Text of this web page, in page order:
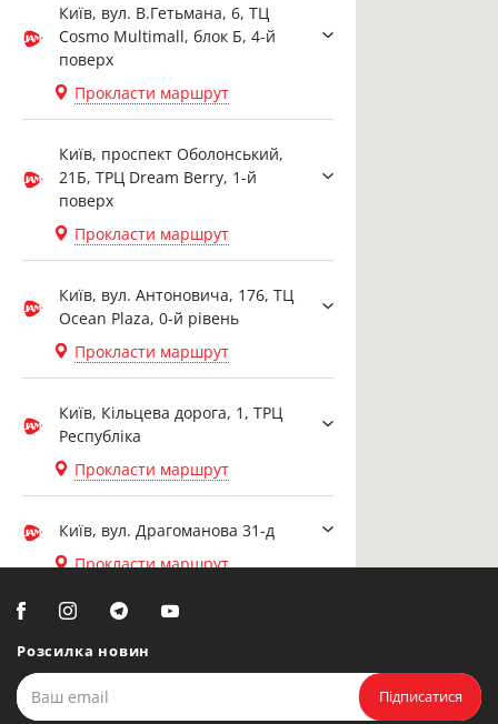
Київ, вул. В.Гетьмана, 6, ТЦ
Cosmo Multimall, блок Б, 4-й
поверх
Прокласти маршрут
Київ, проспект Оболонський,
21Б, ТРЦ Dream Berry, 1-й
поверх
Прокласти маршрут
Київ, вул. Антоновича, 176, ТЦ
Ocean Plaza, 0-й рівень
Прокласти маршрут
Київ, Кільцева дорога, 1, ТРЦ
Республіка
Прокласти маршрут
Київ, вул. Драгоманова 31-д
Прокласти маршрут
Біла Церква, вул. Ярослава
Мудрого, 20, офіс 108
Розсилка новин
Підписатися